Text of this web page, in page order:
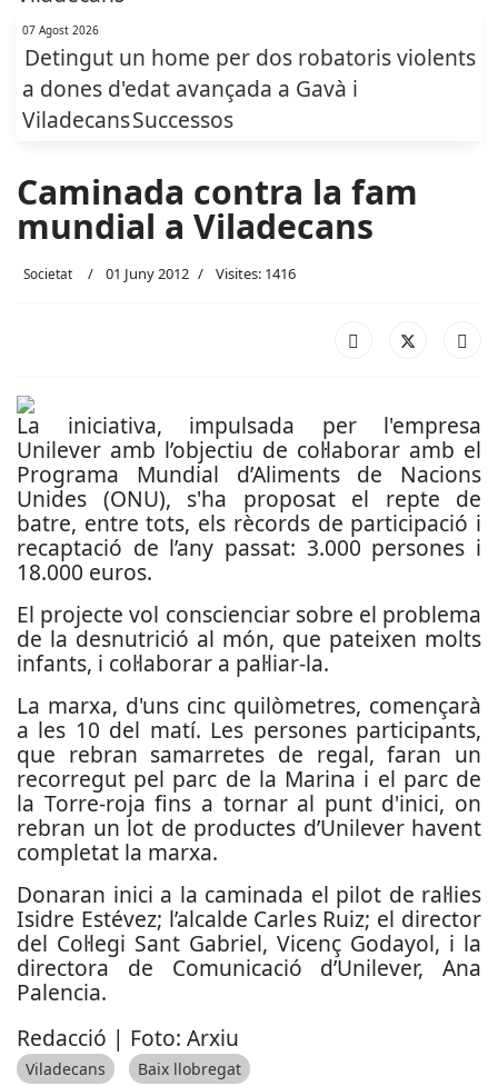
07 Agost 2026
Detingut un home per dos robatoris violents
a dones d'edat avançada a Gavà i
ViladecansSuccessos
Caminada contra la fam
mundial a Viladecans
Societat 01 Juny 2012 Visites: 1416
La iniciativa, impulsada per l'empresa
Unilever amb l’objectiu de col·laborar amb el
Programa Mundial d’Aliments de Nacions
Unides (ONU), s'ha proposat el repte de
batre, entre tots, els rècords de participació i
recaptació de l’any passat: 3.000 persones i
18.000 euros.
El projecte vol conscienciar sobre el problema
de la desnutrició al món, que pateixen molts
infants, i col·laborar a pal·liar-la.
La marxa, d'uns cinc quilòmetres, començarà
a les 10 del matí. Les persones participants,
que rebran samarretes de regal, faran un
recorregut pel parc de la Marina i el parc de
la Torre-roja fins a tornar al punt d'inici, on
rebran un lot de productes d’Unilever havent
completat la marxa.
Donaran inici a la caminada el pilot de ral·lies
Isidre Estévez; l’alcalde Carles Ruiz; el director
del Col·legi Sant Gabriel, Vicenç Godayol, i la
directora de Comunicació d’Unilever, Ana
Palencia.
Redacció | Foto: Arxiu
Viladecans Baix llobregat